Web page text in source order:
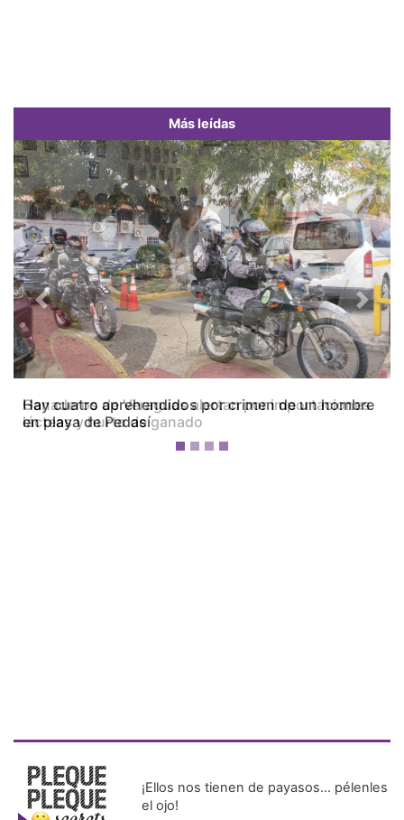
Más leídas
Ganaderos de Veraguas alertan por importaciones
lácteas y hurto de ganado
Previous Next
¡Ellos nos tienen de payasos… pélenles
el ojo!